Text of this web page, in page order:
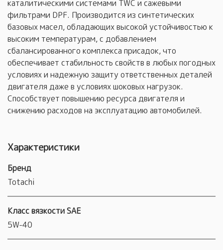
каталитическими системами TWC и сажевыми
фильтрами DPF. Производится из синтетических
базовых масел, обладающих высокой устойчивостью к
высоким температурам, с добавлением
сбалансированного комплекса присадок, что
обеспечивает стабильность свойств в любых погодных
условиях и надежную защиту ответственных деталей
двигателя даже в условиях шоковых нагрузок.
Способствует повышению ресурса двигателя и
снижению расходов на эксплуатацию автомобилей.
Характеристики
Бренд
Totachi
Класс вязкости SAE
5W-40